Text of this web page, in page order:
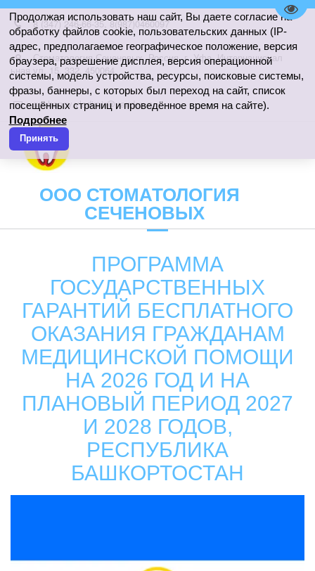
Продолжая использовать наш сайт, Вы даете согласие на
обработку файлов cookie, пользовательских данных (IP-
адрес, предполагаемое географическое положение, версия
браузера, разрешение дисплея, версия операционной
системы, модель устройства, ресурсы, поисковые системы,
фразы, баннеры, с которых был переход на сайт, список
посещённых страниц и проведённое время на сайте).
Подробнее
Принять
8 (347) 246-66-35,8(987)0460097
Стоматология Сеченовых,Россия,г. Уфа,Интернационал
ьная ул. 15, 332 450064
sechenov.vladimir@yandex.ru
ООО СТОМАТОЛОГИЯ
СЕЧЕНОВЫХ
ПРОГРАММА
ГОСУДАРСТВЕННЫХ
ГАРАНТИЙ БЕСПЛАТНОГО
ОКАЗАНИЯ ГРАЖДАНАМ
МЕДИЦИНСКОЙ ПОМОЩИ
НА 2026 ГОД И НА
ПЛАНОВЫЙ ПЕРИОД 2027
И 2028 ГОДОВ,
РЕСПУБЛИКА
БАШКОРТОСТАН